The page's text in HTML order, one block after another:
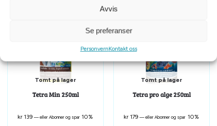
Avvis
Se preferanser
PersonvernKontakt oss
Tomt på lager
Tetra Min 250ml
kr139 —eller Abonner og spar 10%
Tomt på lager
Tetra pro alge 250ml
kr 179 —eller Abonner og spar 10%